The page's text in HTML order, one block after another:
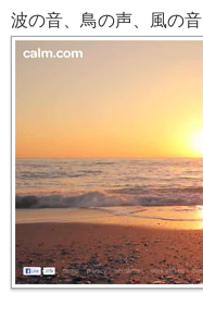
波の音、鳥の声、風の音